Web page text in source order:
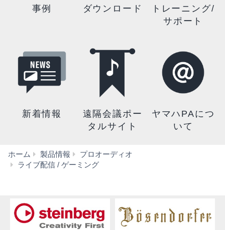
事例 ダウンロード
トレーニング/
サポート
新着情報
遠隔会議ポー
タルサイト
ヤマハPAにつ
いて
ホーム 製品情報
プロオーディオ
ライブ配信 / ゲーミング